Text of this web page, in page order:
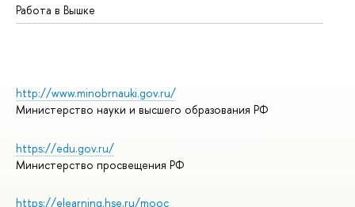
Работа в Вышке
http://www.minobrnauki.gov.ru/
Министерство науки и высшего образования РФ
https://edu.gov.ru/
Министерство просвещения РФ
https://elearning.hse.ru/mooc